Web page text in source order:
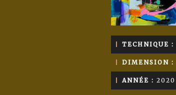
TECHNIQUE :
DIMENSION :
ANNÉE : 2020